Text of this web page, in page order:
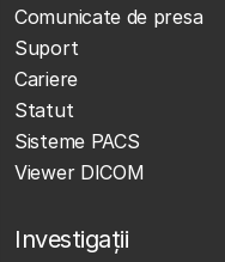
Comunicate de presa
Suport
Cariere
Statut
Sisteme PACS
Viewer DICOM
Investigații